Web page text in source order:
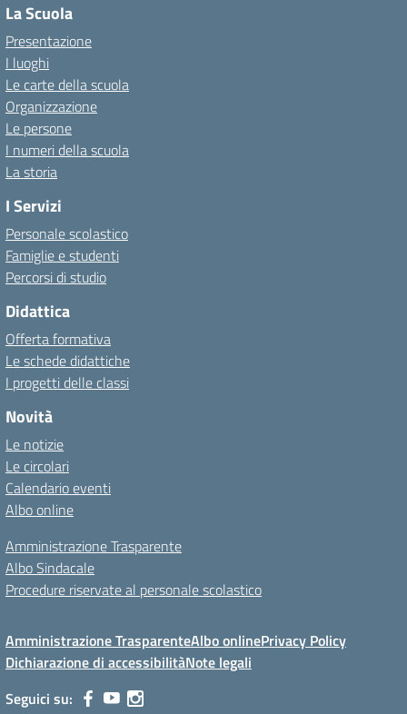
La Scuola
Presentazione
I luoghi
Le carte della scuola
Organizzazione
Le persone
I numeri della scuola
La storia
I Servizi
Personale scolastico
Famiglie e studenti
Percorsi di studio
Didattica
Offerta formativa
Le schede didattiche
I progetti delle classi
Novità
Le notizie
Le circolari
Calendario eventi
Albo online
Amministrazione Trasparente
Albo Sindacale
Procedure riservate al personale scolastico
Amministrazione TrasparenteAlbo onlinePrivacy Policy
Dichiarazione di accessibilitàNote legali
Seguici su: